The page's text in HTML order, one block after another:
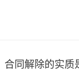
同解除的实质